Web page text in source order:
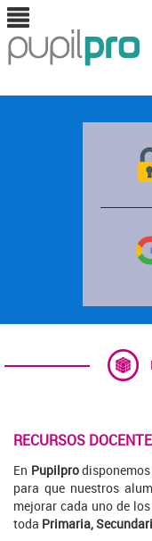
RECURSOS
En Pupilpro
para que nuestros
mejorar cada uno de
toda Primaria,